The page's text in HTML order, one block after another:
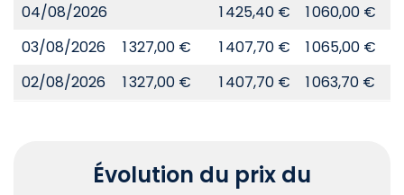
04/08/2026
1 425,40 € 1 060,00 €
03/08/2026
1 327,00 € 1 407,70 € 1 065,00 €
02/08/2026
1 327,00 € 1 407,70 € 1 063,70 €
Évolution du prix du